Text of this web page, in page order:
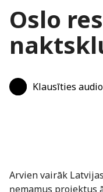
Oslo
Klausīties
Arvien vairāk
ņemamus projektus